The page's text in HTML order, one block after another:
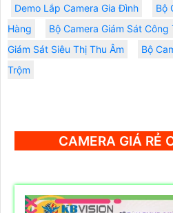
Demo Lắp Camera Gia Đình
Bộ
Hàng
Bộ Camera Giám Sát Công
Giám Sát Siêu Thị Thu Âm
Bộ
Trộm
CAMERA GIÁ RẺ